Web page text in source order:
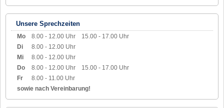
Unsere Sprechzeiten
Mo 8.00 - 12.00 Uhr
15.00 - 17.00 Uhr
Di
8.00 - 12.00 Uhr
Mi
8.00 - 12.00 Uhr
Do
8.00 - 12.00 Uhr
15.00 - 17.00 Uhr
Fr
8.00 - 11.00 Uhr
sowie nach Vereinbarung!